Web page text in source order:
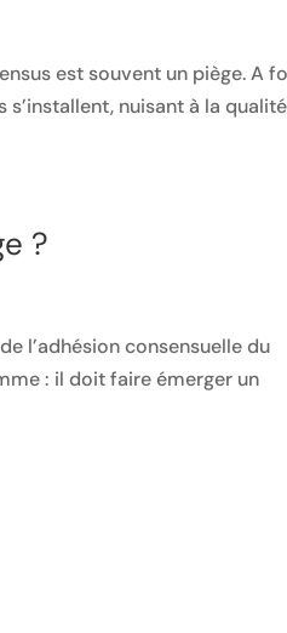
est souvent un piège. A
nuisant à la
?
l’adhésion consensuelle du
: il doit faire émerger un